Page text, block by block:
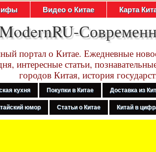
Видео о Китае Карта
портал о Китае. Ежедневные
интересные статьи,
городов Китая, история
кухня Покупки в Китае Доставка из
юмор Статьи о Китае Китай в